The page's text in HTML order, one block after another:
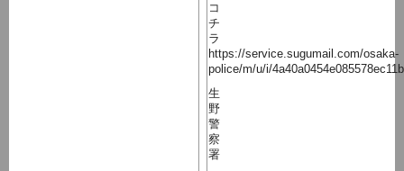
コ
チ
ラ
https://service.sugumail.com/osaka-
police/m/u/i/
生
野
警
察
署